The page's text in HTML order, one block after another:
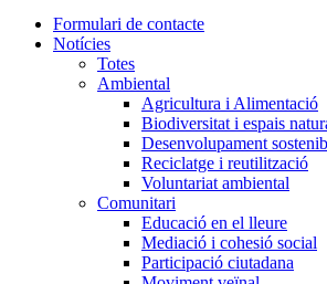
Navegació
principal
Formulari de contacte
Notícies
Totes
Ambiental
Agricultura i Alimentació
Biodiversitat i espais
Desenvolupament
Reciclatge i reutilització
Voluntariat ambiental
Comunitari
Educació en el lleure
Mediació i cohesió social
Participació ciutadana